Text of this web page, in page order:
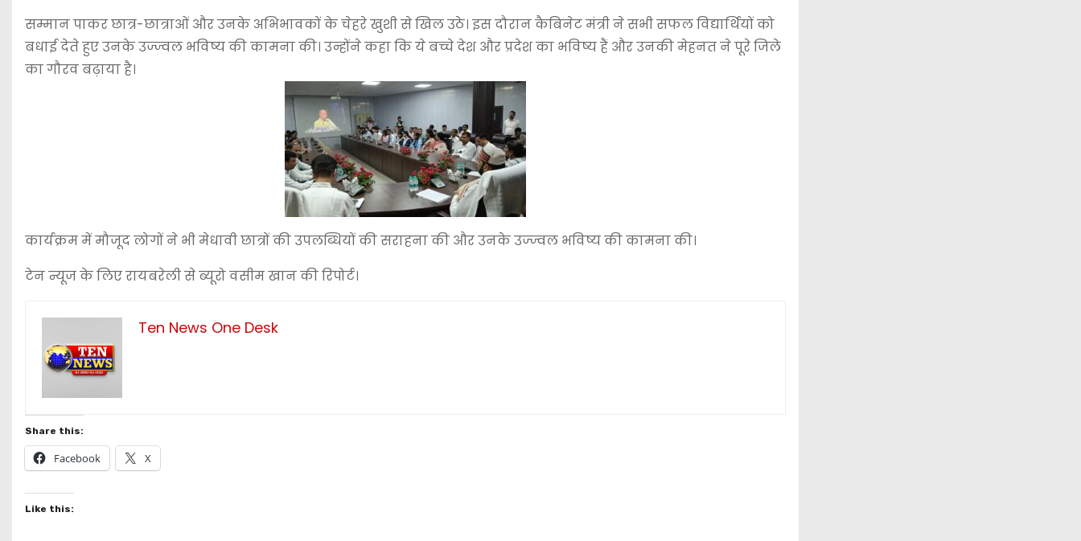
सम्मान पाकर छात्र-छात्राओं और उनके अभिभावकों के चेहरे खुशी से खिल उठे। इस दौरान कैबिनेट मंत्री ने सभी सफल विद्यार्थियों को
बधाई देते हुए उनके उज्ज्वल भविष्य की कामना की। उन्होंने कहा कि ये बच्चे देश और प्रदेश का भविष्य हैं और उनकी मेहनत ने पूरे जिले
का गौरव बढ़ाया है।
कार्यक्रम में मौजूद लोगों ने भी मेधावी छात्रों की उपलब्धियों की सराहना की और उनके उज्ज्वल भविष्य की कामना की।
टेन न्यूज के लिए रायबरेली से ब्यूरो वसीम खान की रिपोर्ट।
Ten News One Desk
Share this:
Facebook X
Like this: